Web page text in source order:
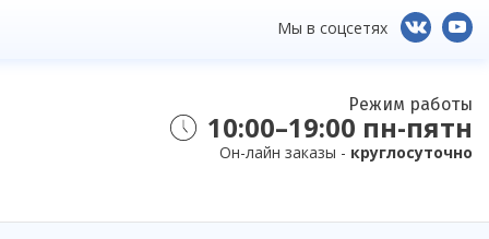
Мы в соцсетях
Режим работы
10:00–19:00 пн-пятн
Он-лайн заказы - круглосуточно